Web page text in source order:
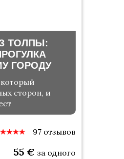
ТОЛПЫ:
ГОРОДУ
сторон, и
97 отзывов
55 € за одного